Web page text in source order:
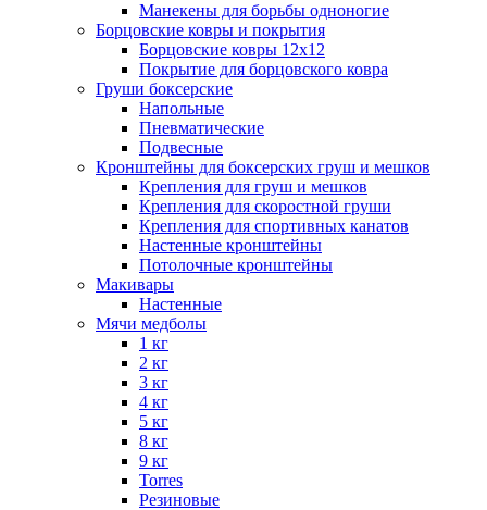
Манекены для борьбы одноногие
Борцовские ковры и покрытия
Борцовские ковры 12х12
Покрытие для борцовского ковра
Груши боксерские
Напольные
Пневматические
Подвесные
Кронштейны для боксерских груш и мешков
Крепления для груш и мешков
Крепления для скоростной груши
Крепления для спортивных канатов
Настенные кронштейны
Потолочные кронштейны
Макивары
Настенные
Мячи медболы
1 кг
2 кг
3 кг
4 кг
5 кг
8 кг
9 кг
Torres
Резиновые